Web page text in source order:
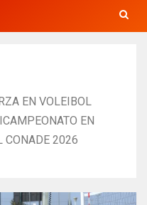
EN VOLEIBOL
EN
CONADE 2026